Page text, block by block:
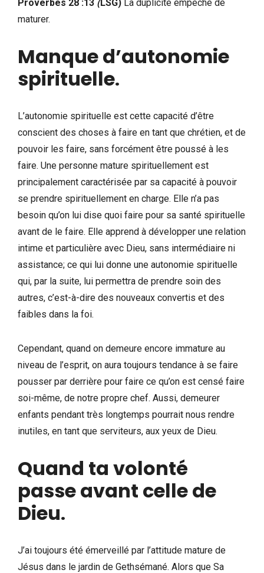
Proverbes 28 :13 (LSG) La duplicité empêche de
maturer.
Manque d’autonomie
spirituelle.
L’autonomie spirituelle est cette capacité d’être
conscient des choses à faire en tant que chrétien, et de
pouvoir les faire, sans forcément être poussé à les
faire. Une personne mature spirituellement est
principalement caractérisée par sa capacité à pouvoir
se prendre spirituellement en charge. Elle n’a pas
besoin qu’on lui dise quoi faire pour sa santé spirituelle
avant de le faire. Elle apprend à développer une relation
intime et particulière avec Dieu, sans intermédiaire ni
assistance; ce qui lui donne une autonomie spirituelle
qui, par la suite, lui permettra de prendre soin des
autres, c’est-à-dire des nouveaux convertis et des
faibles dans la foi.
Cependant, quand on demeure encore immature au
niveau de l’esprit, on aura toujours tendance à se faire
pousser par derrière pour faire ce qu’on est censé faire
soi-même, de notre propre chef. Aussi, demeurer
enfants pendant très longtemps pourrait nous rendre
inutiles, en tant que serviteurs, aux yeux de Dieu.
Quand ta volonté
passe avant celle de
Dieu.
J’ai toujours été émerveillé par l’attitude mature de
Jésus dans le jardin de Gethsémané. Alors que Sa